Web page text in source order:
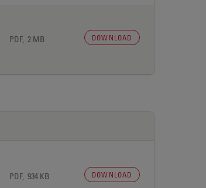
PDF, 2 MB DOWNLOAD
PDF, 934 KB DOWNLOAD